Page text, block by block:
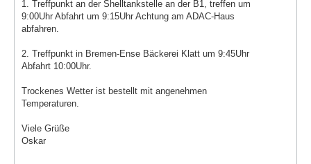
1. Treffpunkt an der Shelltankstelle an der B1, treffen um
9:00Uhr Abfahrt um 9:15Uhr Achtung am ADAC-Haus
abfahren.
2. Treffpunkt in Bremen-Ense Bäckerei Klatt um 9:45Uhr
Abfahrt 10:00Uhr.
Trockenes Wetter ist bestellt mit angenehmen
Temperaturen.
Viele Grüße
Oskar